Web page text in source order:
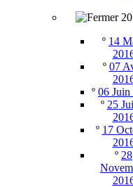
º 14
º 07
º 06 Juin
º 25
º 17
º 28